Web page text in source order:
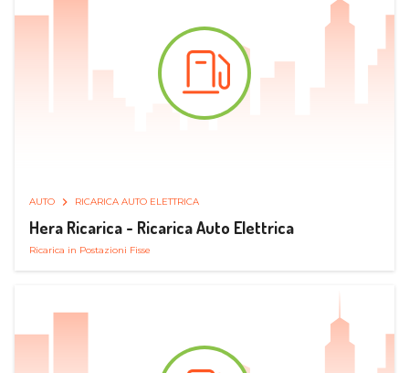
AUTO RICARICA AUTO ELETTRICA
Hera Ricarica - Ricarica Auto Elettrica
Ricarica in Postazioni Fisse